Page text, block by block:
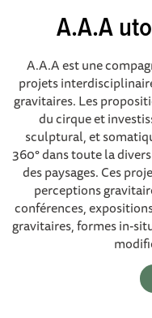
A.A.A
A.A.A est une
projets
gravitaires. Les
du cirque et
sculptural, et
360° dans toute la
des paysages. Ces
perceptions
conférences,
gravitaires, formes in-